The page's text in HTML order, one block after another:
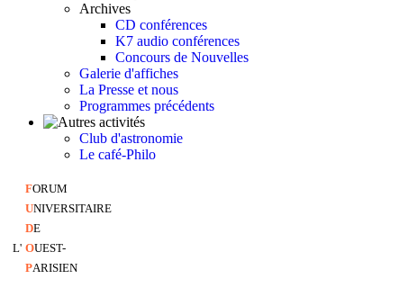
Archives
CD conférences
K7 audio conférences
Concours de Nouvelles
Galerie d'affiches
La Presse et nous
Programmes précédents
Club d'astronomie
Le café-Philo
FORUM
UNIVERSITAIRE
DE
L' OUEST-
PARISIEN